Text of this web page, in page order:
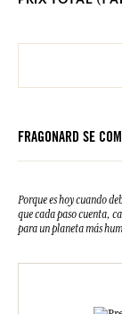
FRAGONARD SE
Porque es hoy cuando
que cada paso cuenta,
para un planeta más